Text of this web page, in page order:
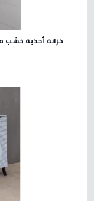
خزانة أحذية خشب ماليزي 2 قسم 5 أدوار -